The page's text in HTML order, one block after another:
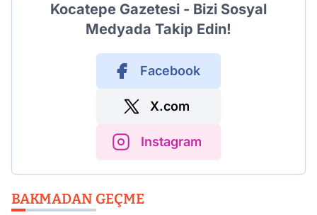
Kocatepe Gazetesi - Bizi Sosyal
Medyada Takip Edin!
Facebook
X.com
Instagram
BAKMADAN GEÇME